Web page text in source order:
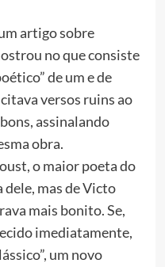
artigo sobre
no que consiste
de um e de
versos ruins ao
assinalando
obra.
o maior poeta do
dele, mas de Victo
mais bonito. Se,
imediatamente,
um novo